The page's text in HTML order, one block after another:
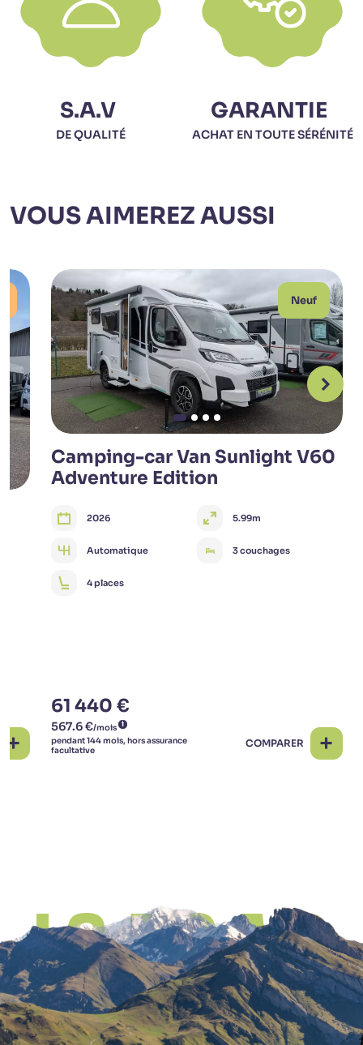
S.A.V
DE QUALITÉ
GARANTIE
ACHAT EN TOUTE SÉRÉNITÉ
VOUS AIMEREZ AUSSI
Neuf
Camping-car Van Sunlight V60
Adventure Edition
2026 5.99m
Automatique 3 couchages
4 places
61 440 €
COMPARER